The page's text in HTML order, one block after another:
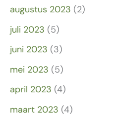
augustus 2023 (2)
juli 2023 (5)
juni 2023 (3)
mei 2023 (5)
april 2023 (4)
maart 2023 (4)